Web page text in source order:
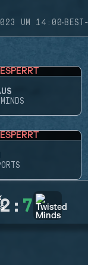
UM 14:00·
: 7